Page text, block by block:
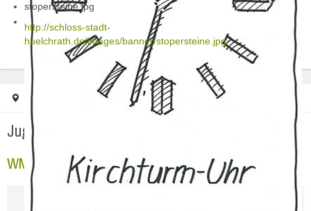
stopersteine.jpg
http://schloss-stadt-
huelchrath.de/images/banner/stopersteine.jpg
Startseite Jugendarbeit WM 2010
Jugendarbeit
WM 2010